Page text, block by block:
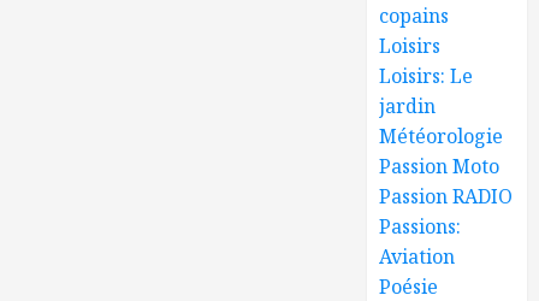
copains
Loisirs
Loisirs: Le
jardin
Météorologie
Passion Moto
Passion RADIO
Passions:
Aviation
Poésie